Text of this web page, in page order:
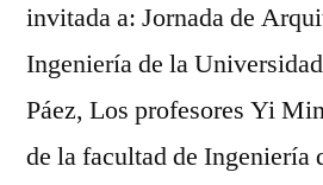
invitada a: Jornada de
Ingeniería de la
Páez, Los profesores Yi
de la facultad de Ingeniería